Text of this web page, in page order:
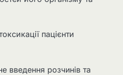
пацієнти
введення розчинів та